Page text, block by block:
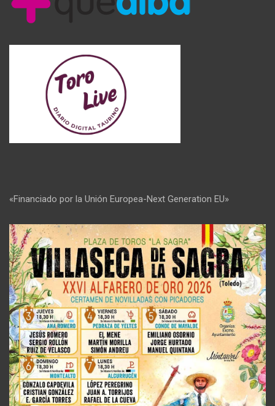
«Financiado por la Unión Europea-Next Generation EU»